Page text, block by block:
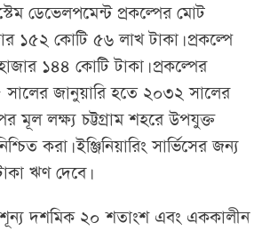
ডেভেলপমেন্ট প্রকল্পের মোট
১৫২ কোটি ৫৬ লাখ টাকা। প্রকল্পে
১৪৪ কোটি টাকা। প্রকল্পের
সালের জানুয়ারি হতে ২০৩২ সালের
মূল লক্ষ্য চট্টগ্রাম শহরে উপযুক্ত
করা। ইঞ্জিনিয়ারিং সার্ভিসের জন্য
ঋণ দেবে।
দশমিক ২০ শতাংশ এবং এককালীন